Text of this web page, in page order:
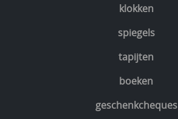
klokken
spiegels
tapijten
boeken
geschenkcheques